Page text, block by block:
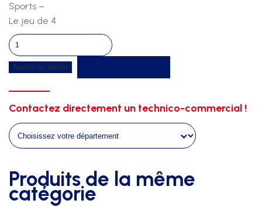
Sports –
Le jeu de 4
quantité
de
Oreilles
football
Ajouter au panier
Contactez directement un technico-commercial !
Produits de la même
catégorie